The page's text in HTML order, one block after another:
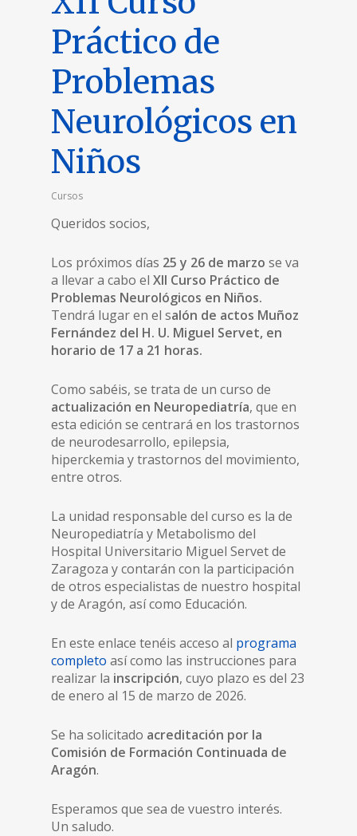
Práctico de
Problemas
Neurológicos en
Niños
Cursos
Queridos socios,
Los próximos días 25 y 26 de marzo se va
a llevar a cabo elXII Curso Práctico de
Problemas Neurológicos en Niños.
Tendrá lugar en el salón de actos Muñoz
Fernández del H. U. Miguel Servet, en
horario de 17 a 21 horas.
Como sabéis, se trata de un curso de
actualización en Neuropediatría, que en
esta edición se centrará en los trastornos
de neurodesarrollo, epilepsia,
hiperckemia y trastornos del movimiento,
entre otros.
La unidad responsable del curso es la de
Neuropediatría y Metabolismo del
Hospital Universitario Miguel Servet de
Zaragoza y contarán con la participación
de otros especialistas de nuestro hospital
y de Aragón, así como Educación.
En este enlace tenéis acceso al programa
completo así como las instrucciones para
realizar la inscripción, cuyo plazo es del 23
de enero al 15 de marzo de 2026.
Se ha solicitado acreditación por la
Comisión de Formación Continuada de
Aragón.
Esperamos que sea de vuestro interés.
Un saludo.